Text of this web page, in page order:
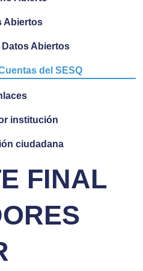
Abiertos
Abiertos
del SESQ
institución
ciudadana
FINAL